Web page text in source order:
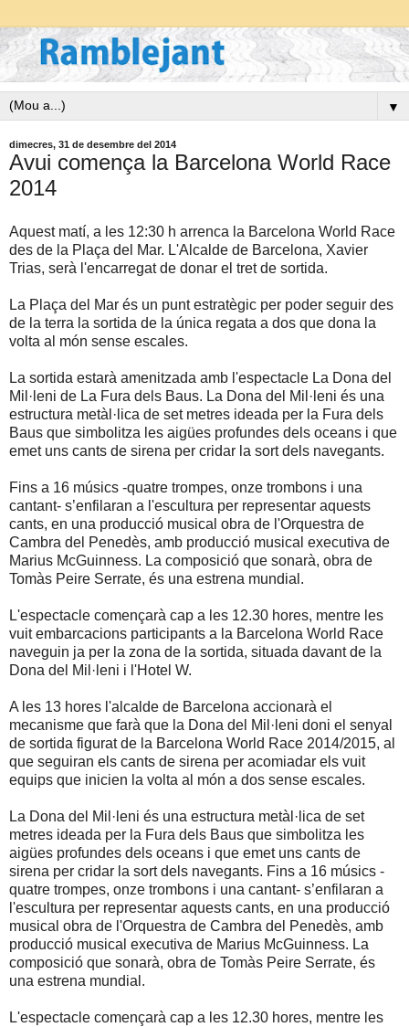
▼
dimecres, 31 de desembre del 2014
Avui comença la Barcelona World Race
2014
Aquest matí, a les 12:30 h arrenca la Barcelona World Race
des de la Plaça del Mar. L'Alcalde de Barcelona, Xavier
Trias, serà l'encarregat de donar el tret de sortida.
La Plaça del Mar és un punt estratègic per poder seguir des
de la terra la sortida de la única regata a dos que dona la
volta al món sense escales.
La sortida estarà amenitzada amb l'espectacle La Dona del
Mil·leni de La Fura dels Baus. La Dona del Mil·leni és una
estructura metàl·lica de set metres ideada per la Fura dels
Baus que simbolitza les aigües profundes dels oceans i que
emet uns cants de sirena per cridar la sort dels navegants.
Fins a 16 músics -quatre trompes, onze trombons i una
cantant- s’enfilaran a l'escultura per representar aquests
cants, en una producció musical obra de l'Orquestra de
Cambra del Penedès, amb producció musical executiva de
Marius McGuinness. La composició que sonarà, obra de
Tomàs Peire Serrate, és una estrena mundial.
L'espectacle començarà cap a les 12.30 hores, mentre les
vuit embarcacions participants a la Barcelona World Race
naveguin ja per la zona de la sortida, situada davant de la
Dona del Mil·leni i l'Hotel W.
A les 13 hores l'alcalde de Barcelona accionarà el
mecanisme que farà que la Dona del Mil·leni doni el senyal
de sortida figurat de la Barcelona World Race 2014/2015, al
que seguiran els cants de sirena per acomiadar els vuit
equips que inicien la volta al món a dos sense escales.
La Dona del Mil·leni és una estructura metàl·lica de set
metres ideada per la Fura dels Baus que simbolitza les
aigües profundes dels oceans i que emet uns cants de
sirena per cridar la sort dels navegants. Fins a 16 músics -
quatre trompes, onze trombons i una cantant- s’enfilaran a
l'escultura per representar aquests cants, en una producció
musical obra de l'Orquestra de Cambra del Penedès, amb
producció musical executiva de Marius McGuinness. La
composició que sonarà, obra de Tomàs Peire Serrate, és
una estrena mundial.
L'espectacle començarà cap a les 12.30 hores, mentre les